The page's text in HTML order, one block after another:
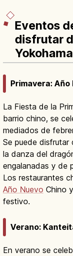
Eventos
disfrutar
Yokohama
Primavera: Año
La Fiesta de la
barrio chino, se
mediados de
Se puede
la danza del
engalanadas y de
Los restaurantes
Año Nuevo Chino
festivo.
Verano:
En verano se